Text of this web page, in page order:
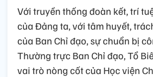
Với truyền thống đoàn kết, trí
của Đảng ta, với tâm huyết,
của Ban Chỉ đạo, sự chuẩn bị
Thường trực Ban Chỉ đạo, Tổ
vai trò nòng cốt của Học viện